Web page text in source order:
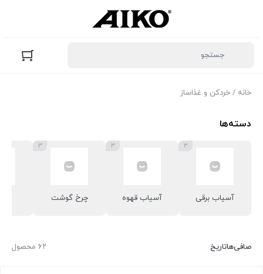
خانه / خردکن و غذاساز
دسته‌ها
آسیاب برقی
۳
آسیاب قهوه
۳
چرخ گوشت
۳
۶۲ محصول صافی‌هاتاریخ